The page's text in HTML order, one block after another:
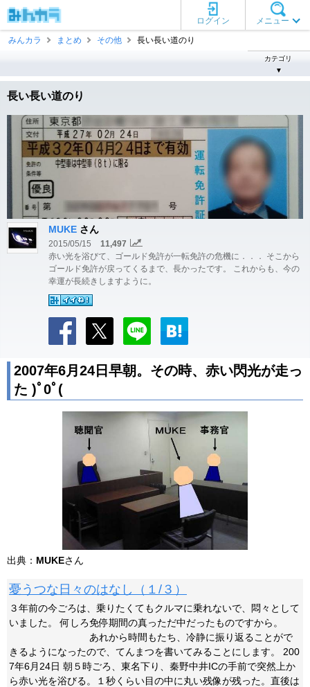
メニュー
ログイン
みんカラ
まとめ その他 長い長い道のり
カテゴリ
▼
長い長い道のり
MUKE さん
2015/05/15
11,497
赤い光を浴びて、ゴールド免許が一転免許の危機に．．． そこから
ゴールド免許が戻ってくるまで、長かったです。 これからも、今の
幸運が長続きしますように。
2007年6月24日早朝。その時、赤い閃光が走っ
た )ﾟ0ﾟ(
出典： MUKEさん
憂うつな日々のはなし（１/３）
３年前の今ごろは、乗りたくてもクルマに乗れないで、悶々として
いました。 何しろ免停期間の真っただ中だったものですから。
あれから時間もたち、冷静に振り返ることがで
きるようになったので、てんまつを書いてみることにします。 200
7年6月24日 朝５時ごろ、東名下り、秦野中井ICの手前で突然上か
ら赤い光を浴びる。１秒くらい目の中に丸い残像が残った。直後は